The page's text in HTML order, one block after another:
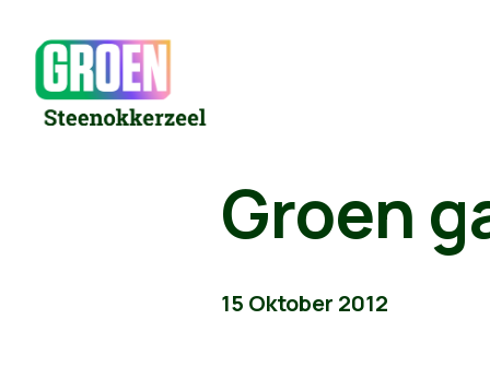
Groen
15 Oktober 2012